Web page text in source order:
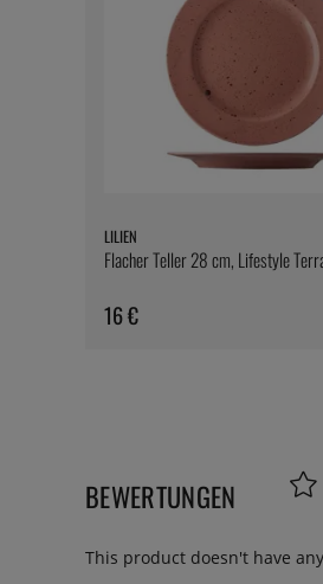
LILIEN
Flacher Teller 28 cm, Lifestyle
16 €
BEWERTUNGEN
This product doesn't have